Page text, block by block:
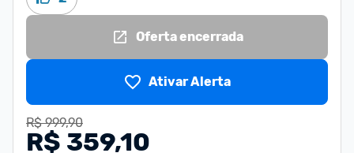
Oferta encerrada
Ativar Alerta
R$ 999,90
R$ 359,10